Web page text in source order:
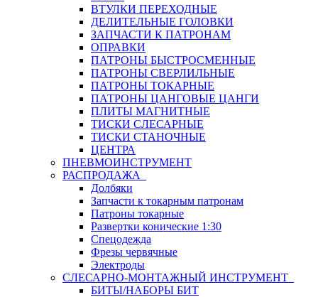
ВТУЛКИ ПЕРЕХОДНЫЕ
ДЕЛИТЕЛЬНЫЕ ГОЛОВКИ
ЗАПЧАСТИ К ПАТРОНАМ
ОПРАВКИ
ПАТРОНЫ БЫСТРОСМЕННЫЕ
ПАТРОНЫ СВЕРЛИЛЬНЫЕ
ПАТРОНЫ ТОКАРНЫЕ
ПАТРОНЫ ЦАНГОВЫЕ ЦАНГИ
ПЛИТЫ МАГНИТНЫЕ
ТИСКИ СЛЕСАРНЫЕ
ТИСКИ СТАНОЧНЫЕ
ЦЕНТРА
ПНЕВМОИНСТРУМЕНТ
РАСПРОДАЖА
Долбяки
Запчасти к токарным патронам
Патроны токарные
Развертки конические 1:30
Спецодежда
Фрезы червячные
Электроды
СЛЕСАРНО-МОНТАЖНЫЙ ИНСТРУМЕНТ
БИТЫ/НАБОРЫ БИТ